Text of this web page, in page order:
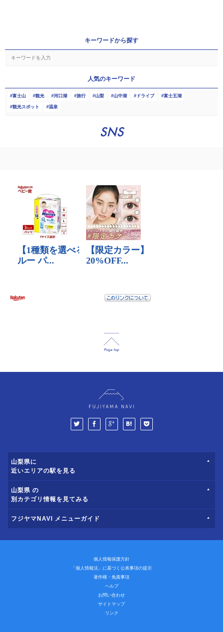
キーワードから探す
人気のキーワード
富士山 観光 河口湖 旅行 山梨 山中湖 ドライブ 富士五湖
観光スポット 温泉
SNS
山梨県に
近いエリアの駅を見る
山梨県 の
別カテゴリ情報を見てみる
フジヤマNAVI メニューガイド
個人情報保護方針
「個人情報法」に基づく公表事項の提示
著作権・免責事項
ヘルプ
お問い合わせ
サイトマップ
リンク